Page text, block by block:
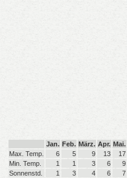
Jan. Feb. März. Apr. Mai.
Max. Temp.
6 5 9 13
17
Min. Temp.
1 1 3 6
9
Sonnenstd.
1 3 4 6
7